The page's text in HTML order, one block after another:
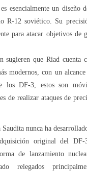
esencialmente un diseño
R-12 soviético. Su
para atacar objetivos de
sugieren que Riad cuenta
modernos, con un
los DF-3, estos son
de realizar ataques de
nunca ha
original del DF-
de lanzamiento
relegados